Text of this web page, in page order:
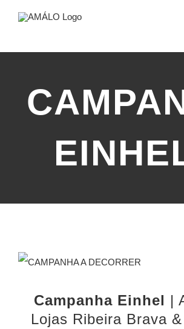
content
View
ImageCampanha Einhel |
Lojas Ribeira Brava